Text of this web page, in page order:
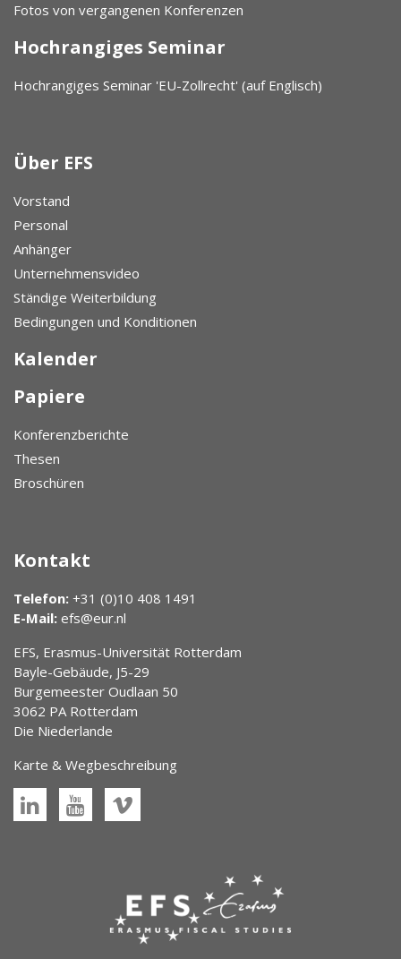
Fotos von vergangenen Konferenzen
Hochrangiges Seminar
Hochrangiges Seminar 'EU-Zollrecht' (auf Englisch)
Über EFS
Vorstand
Personal
Anhänger
Unternehmensvideo
Ständige Weiterbildung
Bedingungen und Konditionen
Kalender
Papiere
Konferenzberichte
Thesen
Broschüren
Kontakt
Telefon: +31 (0)10 408 1491
E-Mail: efs@eur.nl
EFS, Erasmus-Universität Rotterdam
Bayle-Gebäude, J5-29
Burgemeester Oudlaan 50
3062 PA Rotterdam
Die Niederlande
Karte & Wegbeschreibung